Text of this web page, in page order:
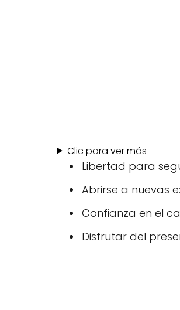
Clic para ver más
Libertad para
Abrirse a nuevas
Confianza en el
Disfrutar del